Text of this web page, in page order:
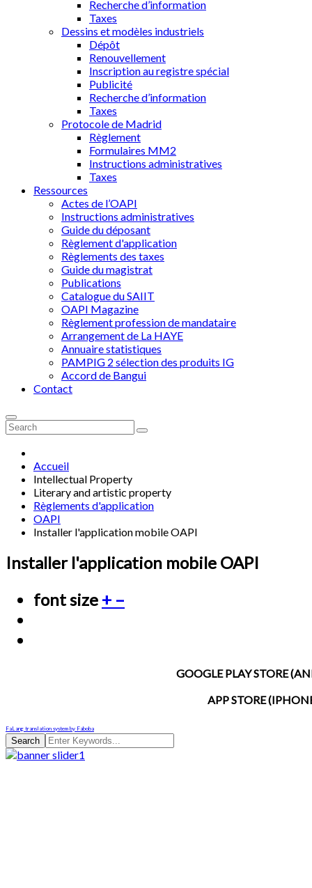
Recherche d’information
Taxes
Dessins et modèles industriels
Dépôt
Renouvellement
Inscription au registre spécial
Publicité
Recherche d’information
Taxes
Protocole de Madrid
Règlement
Formulaires MM2
Instructions administratives
Taxes
Ressources
Actes de l’OAPI
Instructions administratives
Guide du déposant
Règlement d'application
Règlements des taxes
Guide du magistrat
Publications
Catalogue du SAIIT
OAPI Magazine
Règlement profession de mandataire
Arrangement de La HAYE
Annuaire statistiques
PAMPIG 2 sélection des produits IG
Accord de Bangui
Contact
Accueil
Intellectual Property
Literary and artistic property
Règlements d'application
OAPI
Installer l'application mobile OAPI
Installer l'application mobile OAPI
font size + –
GOOGLE PLAY STORE
APP STORE
FaLang translation system by Faboba
Search